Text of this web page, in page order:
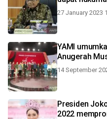
27 January 2023
YAMI
Anugerah
14 September
Presiden
2022